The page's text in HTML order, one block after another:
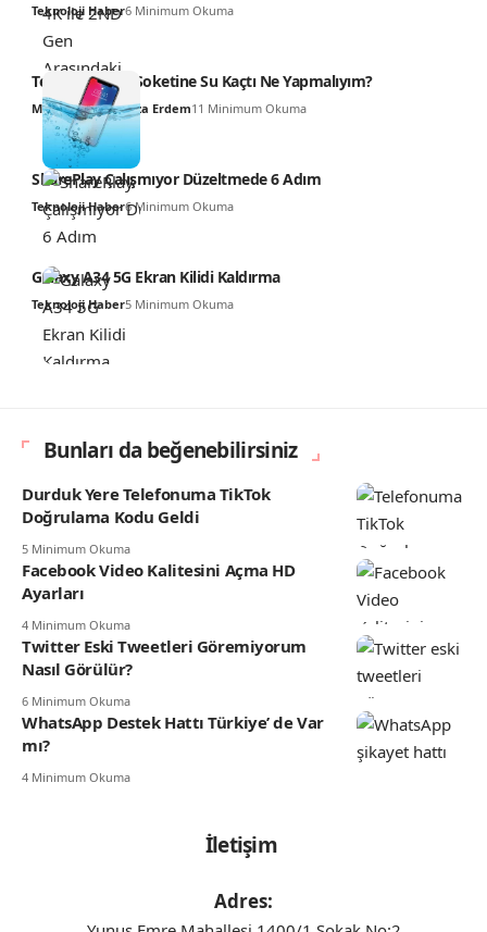
Teknoloji Haber6 Minimum Okuma
Telefonun Şarj Soketine Su Kaçtı Ne Yapmalıyım?
Muhammed Hamza Erdem11 Minimum Okuma
SharePlay Çalışmıyor Düzeltmede 6 Adım
Teknoloji Haber6 Minimum Okuma
Galaxy A34 5G Ekran Kilidi Kaldırma
Teknoloji Haber5 Minimum Okuma
Bunları da beğenebilirsiniz
Durduk Yere Telefonuma TikTok
Doğrulama Kodu Geldi
5 Minimum Okuma
Facebook Video Kalitesini Açma HD
Ayarları
4 Minimum Okuma
Twitter Eski Tweetleri Göremiyorum
Nasıl Görülür?
6 Minimum Okuma
WhatsApp Destek Hattı Türkiye’ de Var
mı?
4 Minimum Okuma
İletişim
Adres: